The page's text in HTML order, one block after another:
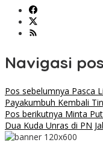
Navigasi pos
Pos sebelumnya Pasca
Payakumbuh Kembali
Pos berikutnya Minta
Dua Kuda Unras di PN